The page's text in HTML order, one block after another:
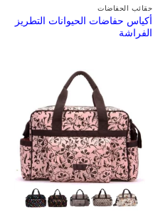
حقائب الحفاضات
أكياس حفاضات الحيوانات التطريز
الفراشة